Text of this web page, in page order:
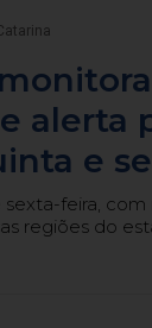
alerta
e
feira, com
regiões do